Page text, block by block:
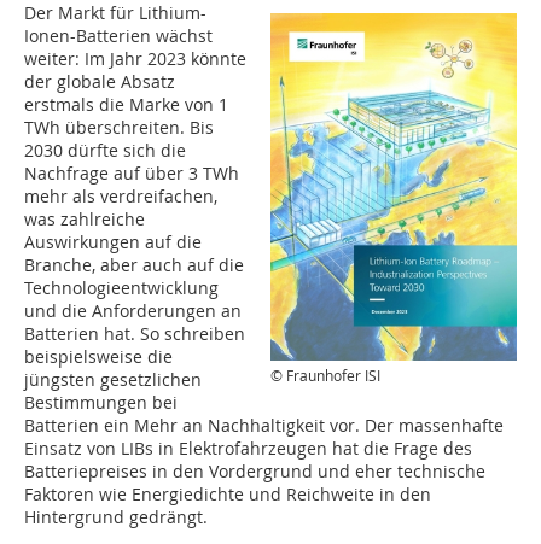
© Fraunhofer ISI
Der Markt für Lithium-
Ionen-Batterien wächst
weiter: Im Jahr 2023 könnte
der globale Absatz
erstmals die Marke von 1
TWh überschreiten. Bis
2030 dürfte sich die
Nachfrage auf über 3 TWh
mehr als verdreifachen,
was zahlreiche
Auswirkungen auf die
Branche, aber auch auf die
Technologieentwicklung
und die Anforderungen an
Batterien hat. So schreiben
beispielsweise die
jüngsten gesetzlichen
Bestimmungen bei
Batterien ein Mehr an Nachhaltigkeit vor. Der massenhafte
Einsatz von LIBs in Elektrofahrzeugen hat die Frage des
Batteriepreises in den Vordergrund und eher technische
Faktoren wie Energiedichte und Reichweite in den
Hintergrund gedrängt.